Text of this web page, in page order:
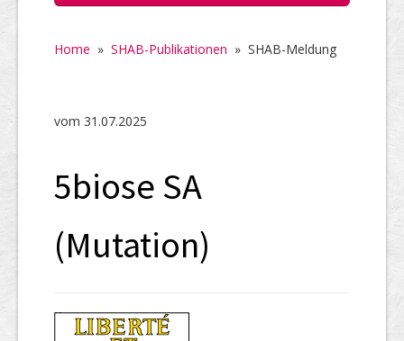
UID-Register
Marken-Register
Links
Home » SHAB-Publikationen » SHAB-Meldung
vom 31.07.2025
5biose SA
(Mutation)